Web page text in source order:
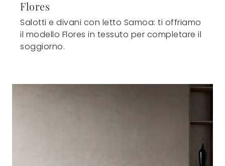
Flores
Salotti e divani con letto Samoa: ti offriamo
il modello Flores in tessuto per completare il
soggiorno.